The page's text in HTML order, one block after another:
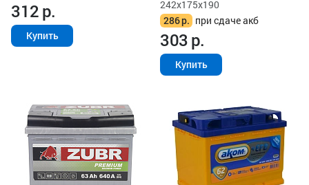
312р.
Купить
242x175x190
286р. при сдаче акб
303р.
Купить